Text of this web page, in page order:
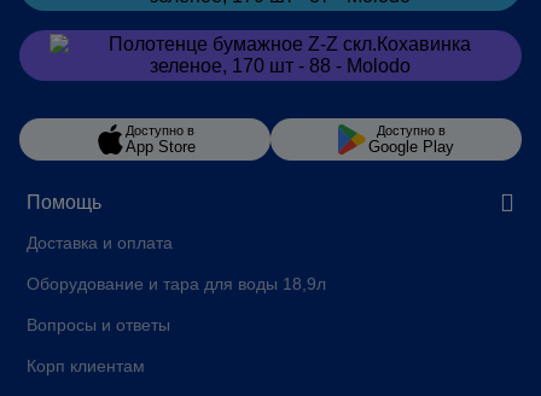
Помощь
Доставка и оплата
Оборудование и тара для воды 18,9л
Вопросы и ответы
Корп клиентам
Заказатьв Viber
Доступно в
App Store
Доступно в
Google Play